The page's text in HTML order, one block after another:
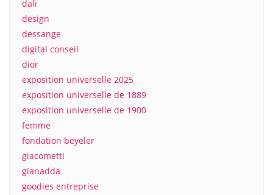
dali
design
dessange
digital conseil
dior
exposition universelle 2025
exposition universelle de 1889
exposition universelle de 1900
femme
fondation beyeler
giacometti
gianadda
goodies entreprise